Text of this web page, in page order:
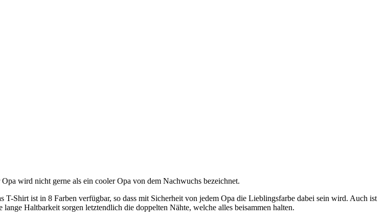
wird nicht gerne als ein cooler Opa von dem Nachwuchs bezeichnet.
Shirt ist in 8 Farben verfügbar, so dass mit Sicherheit von jedem Opa die Lieblingsfarbe dabei sein wird. Auch ist
Haltbarkeit sorgen letztendlich die doppelten Nähte, welche alles beisammen halten.